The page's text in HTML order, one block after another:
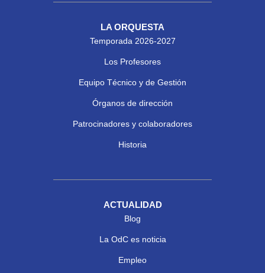
LA ORQUESTA
Temporada 2026-2027
Los Profesores
Equipo Técnico y de Gestión
Órganos de dirección
Patrocinadores y colaboradores
Historia
ACTUALIDAD
Blog
La OdC es noticia
Empleo